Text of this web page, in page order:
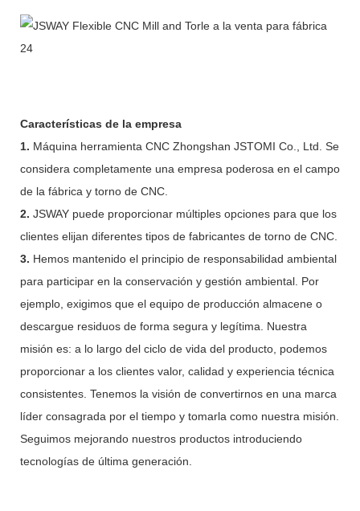
Características de la empresa
1. Máquina herramienta CNC Zhongshan JSTOMI Co., Ltd. Se
considera completamente una empresa poderosa en el campo
de la fábrica y torno de CNC.
2. JSWAY puede proporcionar múltiples opciones para que los
clientes elijan diferentes tipos de fabricantes de torno de CNC.
3. Hemos mantenido el principio de responsabilidad ambiental
para participar en la conservación y gestión ambiental. Por
ejemplo, exigimos que el equipo de producción almacene o
descargue residuos de forma segura y legítima. Nuestra
misión es: a lo largo del ciclo de vida del producto, podemos
proporcionar a los clientes valor, calidad y experiencia técnica
consistentes. Tenemos la visión de convertirnos en una marca
líder consagrada por el tiempo y tomarla como nuestra misión.
Seguimos mejorando nuestros productos introduciendo
tecnologías de última generación.